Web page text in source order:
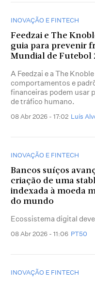
INOVAÇÃO E FINTECH
Feedzai e The
guia para prevenir
Mundial de Futebol
A Feedzai e a The
comportamentos e
financeiras podem usar
de tráfico humano.
08 Abr 2026 - 17:02 Luís
INOVAÇÃO E FINTECH
Bancos suíços
criação de uma
indexada à moeda
do mundo
Ecossistema digital
08 Abr 2026 - 11:06 PT50
INOVAÇÃO E FINTECH